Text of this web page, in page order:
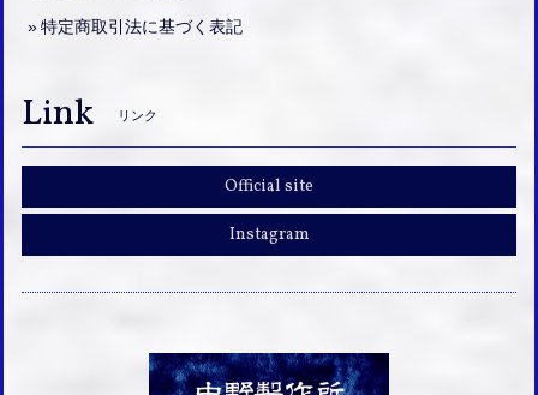
特定商取引法に基づく表記
Link リンク
Official site
Instagram